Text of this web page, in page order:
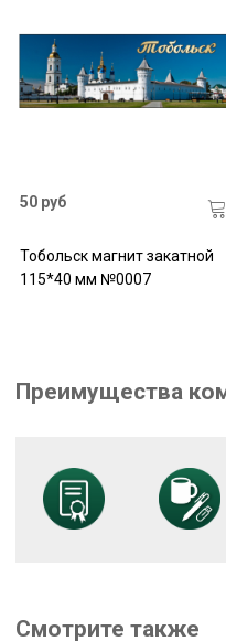
50 руб
Тобольск магнит закатной
115*40 мм №0007
Преимущества
Смотрите также